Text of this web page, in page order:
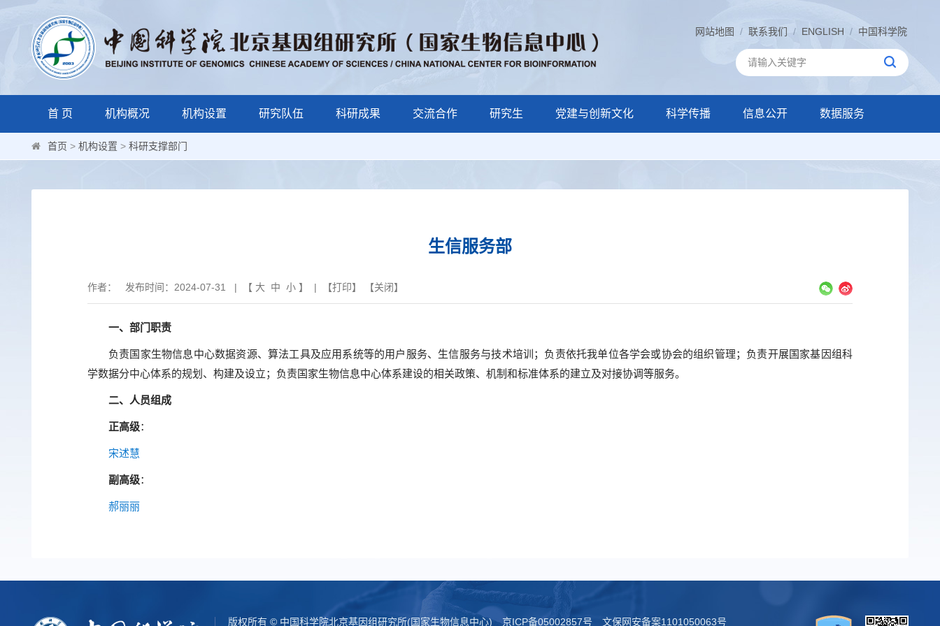
网站地图 / 联系我们 / ENGLISH / 中国科学院
首 页 机构概况 机构设置 研究队伍 科研成果 交流合作 研究生 党建与创新文化 科学传播 信息公开 数据服务
首页 > 机构设置 > 科研支撑部门
生信服务部
作者： 发布时间：2024-07-31 | 【 大 中 小 】 | 【打印】 【关闭】
一、部门职责
负责国家生物信息中心数据资源、算法工具及应用系统等的用户服务、生信服务与技术培训；负责依托我单位各学会或协会的组织管理；负责开展国家基因组科
学数据分中心体系的规划、构建及设立；负责国家生物信息中心体系建设的相关政策、机制和标准体系的建立及对接协调等服务。
二、人员组成
正高级：
宋述慧
副高级：
郝丽丽
版权所有 © 中国科学院北京基因组研究所(国家生物信息中心)京ICP备05002857号 文保网安备案1101050063号